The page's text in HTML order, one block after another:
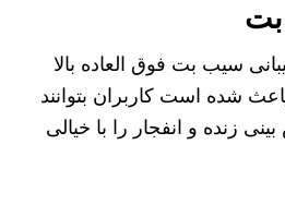
بت
سیب بت فوق العاده بالا
شده است کاربران بتوانند
زنده و انفجار را با خیالی